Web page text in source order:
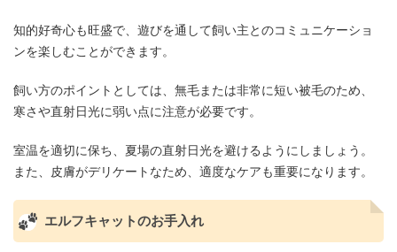
知的好奇心も旺盛で、遊びを通して飼い主とのコミュニケーショ
ンを楽しむことができます。
飼い方のポイントとしては、無毛または非常に短い被毛のため、
寒さや直射日光に弱い点に注意が必要です。
室温を適切に保ち、夏場の直射日光を避けるようにしましょう。
また、皮膚がデリケートなため、適度なケアも重要になります。
エルフキャットのお手入れ